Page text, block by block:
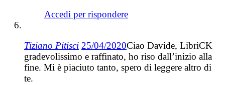
Accedi per rispondere
Tiziano Pitisci 25/04/2020Ciao Davide, LibriCK
gradevolissimo e raffinato, ho riso dall’inizio alla
fine. Mi è piaciuto tanto, spero di leggere altro di
te.